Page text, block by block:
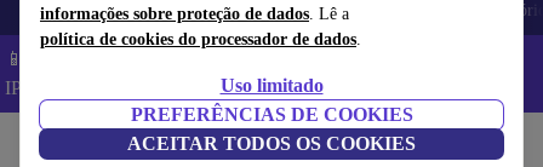
informações sobre proteção de dados. Lê a
política de cookies do processador de dados.
Uso limitado
PREFERÊNCIAS DE COOKIES
ACEITAR TODOS OS COOKIES
Telemóveis Computadores Portáteis Tablets
📱 Poupa 5% EXTRA em todos os iPhones – Código:
IPHONEDEAL –
Início Jardim Ferramentas de jardim